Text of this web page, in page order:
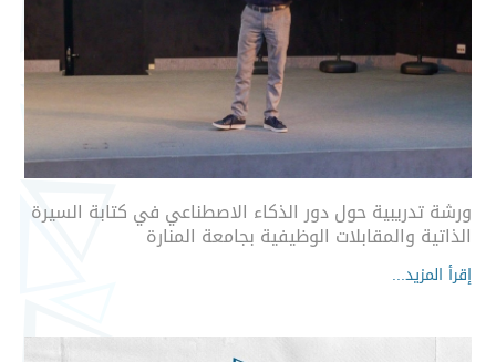
ورشة تدريبية حول دور الذكاء الاصطناعي في كتابة السيرة
الذاتية والمقابلات الوظيفية بجامعة المنارة
إقرأ المزيد...